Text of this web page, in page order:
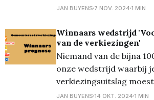
college dat ook enkel en
bevoegdheidsverdeling Bevoegdheden
Bob Nijs, burgemeester * Algemeen
bestuur * Veiligheid * Personeel *
Dienstverlening en
Economie
JAN BUYENS 7 NOV. 2024 1 MIN
Winnaars wedstrijd
van de verkiezingen'
Niemand van de bijna
onze wedstrijd waarbij
verkiezingsuitslag
het bij het rechte eind...
JAN BUYENS 14 OKT. 2024 1 MIN